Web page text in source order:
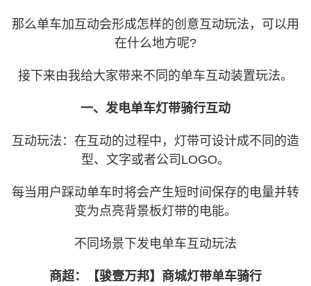
那么单车加互动会形成怎样的创意互动玩法，可以用
在什么地方呢?
接下来由我给大家带来不同的单车互动装置玩法。
一、发电单车灯带骑行互动
互动玩法：在互动的过程中，灯带可设计成不同的造
型、文字或者公司LOGO。
每当用户踩动单车时将会产生短时间保存的电量并转
变为点亮背景板灯带的电能。
不同场景下发电单车互动玩法
商超：【骏壹万邦】商城灯带单车骑行